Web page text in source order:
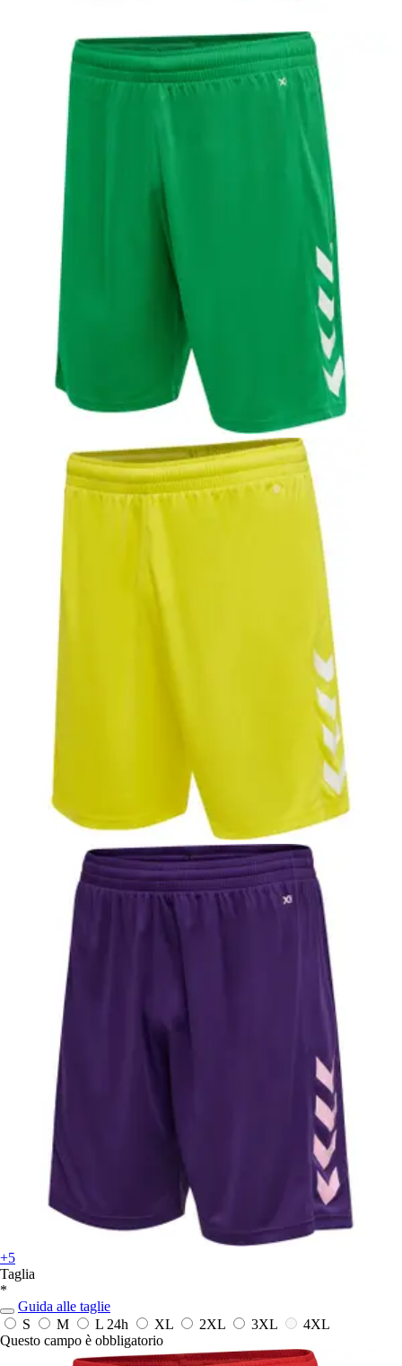
+5
Taglia
*
Guida alle taglie
S
M L 24h XL 2XL 3XL
4XL
Questo campo è obbligatorio